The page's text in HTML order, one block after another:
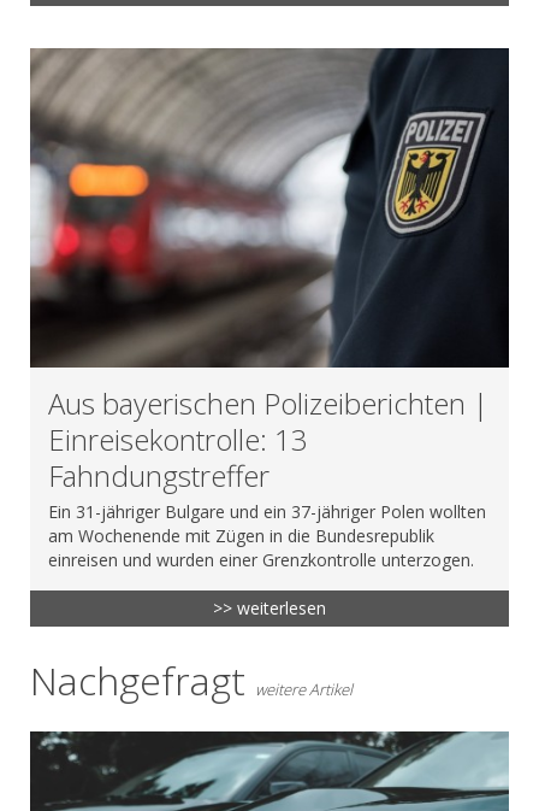
Aus bayerischen Polizeiberichten |
Einreisekontrolle: 13
Fahndungstreffer
Ein 31-jähriger Bulgare und ein 37-jähriger Polen wollten
am Wochenende mit Zügen in die Bundesrepublik
einreisen und wurden einer Grenzkontrolle unterzogen.
>> weiterlesen
Nachgefragt weitere Artikel